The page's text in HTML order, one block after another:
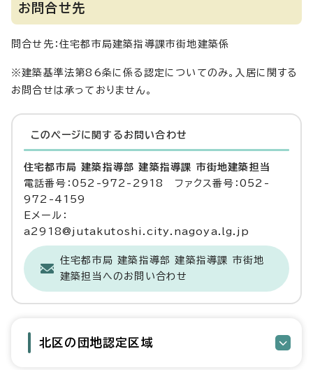
お問合せ先
問合せ先：住宅都市局建築指導課市街地建築係
※建築基準法第86条に係る認定についてのみ。入居に関する
お問合せは承っておりません。
このページに関する お問い合わせ
住宅都市局 建築指導部 建築指導課 市街地建築担当
電話番号：052-972-2918 ファクス番号：052-
972-4159
Eメール：
a2918@jutakutoshi.city.nagoya.lg.jp
住宅都市局 建築指導部 建築指導課 市街地
建築担当へのお問い合わせ
北区の団地認定区域